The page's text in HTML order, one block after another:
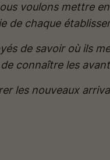
voulons mettre
de chaque
de savoir où ils
connaître les
les nouveaux